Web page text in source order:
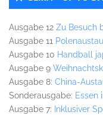
Ausgabe 12 Zu Besuch
Ausgabe 11
Ausgabe 10 Handball
Ausgabe 9
Ausgabe 8: China-
Sonderausgabe: Essen
Ausgabe 7: Inklusiver